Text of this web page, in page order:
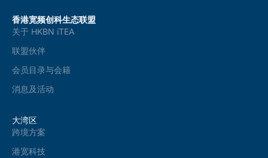
香港宽频创科生态联盟
关于 HKBN iTEA
联盟伙伴
会员目录与会籍
消息及活动
大湾区
跨境方案
港宽科技